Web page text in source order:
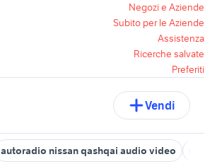
Negozi e Aziende
Subito per le Aziende
Assistenza
Ricerche salvate
Preferiti
Vendi
autoradio nissan qashqai audio video